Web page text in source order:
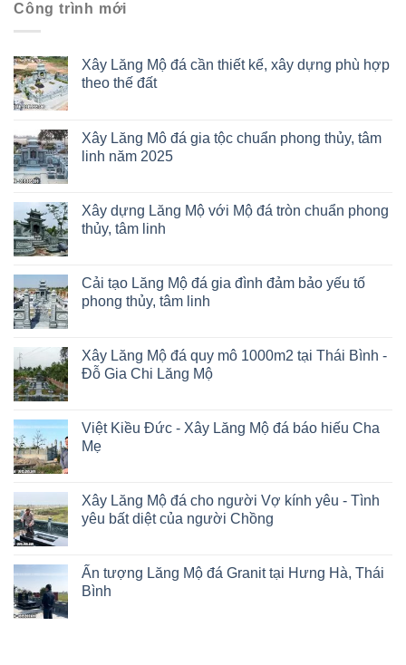
Công trình mới
Xây Lăng Mộ đá cần thiết kế, xây dựng phù hợp
theo thế đất
Xây Lăng Mô đá gia tộc chuẩn phong thủy, tâm
linh năm 2025
Xây dựng Lăng Mộ với Mộ đá tròn chuẩn phong
thủy, tâm linh
Cải tạo Lăng Mộ đá gia đình đảm bảo yếu tố
phong thủy, tâm linh
Xây Lăng Mộ đá quy mô 1000m2 tại Thái Bình -
Đỗ Gia Chi Lăng Mộ
Việt Kiều Đức - Xây Lăng Mộ đá báo hiếu Cha
Mẹ
Xây Lăng Mộ đá cho người Vợ kính yêu - Tình
yêu bất diệt của người Chồng
Ấn tượng Lăng Mộ đá Granit tại Hưng Hà, Thái
Bình